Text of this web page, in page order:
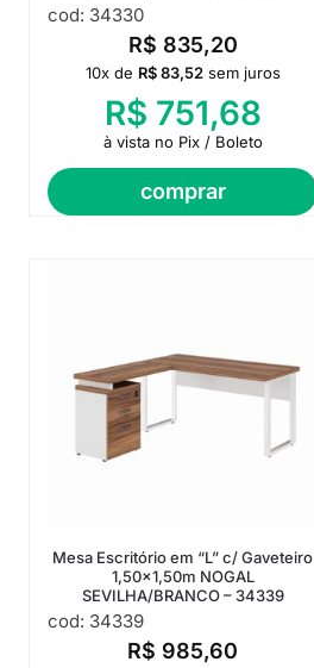
cod: 34330
R$ 835,20
comprar
10x de R$83,52 sem juros
R$ 751,68
à vista no Pix / Boleto
Mesa Escritório em “L” c/ Gaveteiro
1,50×1,50m NOGAL
SEVILHA/BRANCO – 34339
cod: 34339
R$ 985,60